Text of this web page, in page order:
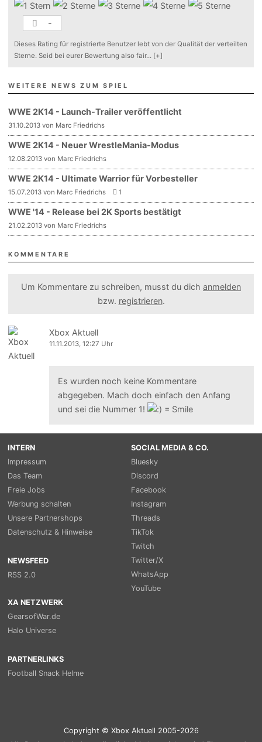
-
Dieses Rating für registrierte Benutzer lebt von der Qualität der verteilten
Sterne. Seid bei eurer Bewertung also fair... [+]
WEITERE NEWS ZUM SPIEL
WWE 2K14 - Launch-Trailer veröffentlicht
31.10.2013 von Marc Friedrichs
WWE 2K14 - Neuer WrestleMania-Modus
12.08.2013 von Marc Friedrichs
WWE 2K14 - Ultimate Warrior für Vorbesteller
15.07.2013 von Marc Friedrichs 1
WWE '14 - Release bei 2K Sports bestätigt
21.02.2013 von Marc Friedrichs
KOMMENTARE
Um Kommentare zu schreiben, musst du dich anmelden
bzw. registrieren.
Xbox Aktuell
11.11.2013, 12:27 Uhr
Es wurden noch keine Kommentare
abgegeben. Mach doch einfach den Anfang
und sei die Nummer 1!
INTERN
Impressum
Das Team
Freie Jobs
Werbung schalten
Unsere Partnershops
Datenschutz & Hinweise
NEWSFEED
RSS 2.0
SOCIAL MEDIA & CO.
Bluesky
Discord
Facebook
Instagram
Threads
TikTok
Twitch
Twitter/X
WhatsApp
YouTube
XA NETZWERK
GearsofWar.de
Halo Universe
PARTNERLINKS
Football Snack Helme
Copyright © Xbox Aktuell 2005-2026